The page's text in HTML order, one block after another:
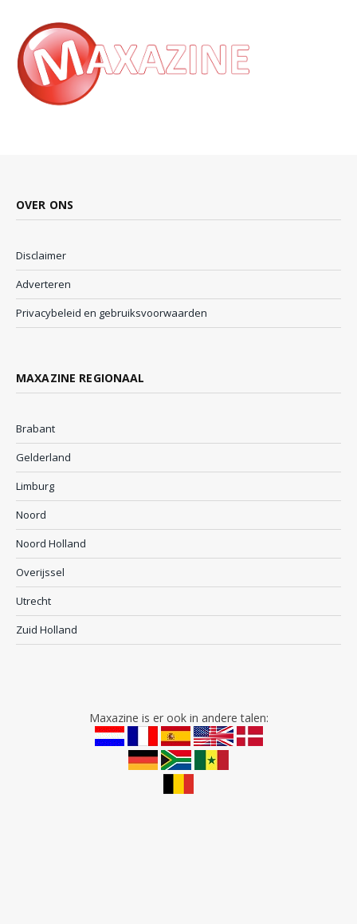
OVER ONS
Disclaimer
Adverteren
Privacybeleid en gebruiksvoorwaarden
MAXAZINE REGIONAAL
Brabant
Gelderland
Limburg
Noord
Noord Holland
Overijssel
Utrecht
Zuid Holland
Maxazine is er ook in andere talen: